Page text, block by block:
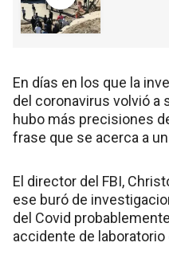
En días en los que la
del coronavirus volvió a
hubo más precisiones
frase que se acerca a
El director del FBI,
ese buró de
del Covid
accidente de laboratorio